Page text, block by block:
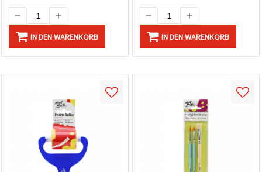
IN DEN WARENKORB IN DEN WARENKORB